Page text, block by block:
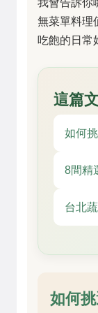
我會告訴你
無菜單料理
吃飽的日常
這篇
如何
8間精
台北
如何